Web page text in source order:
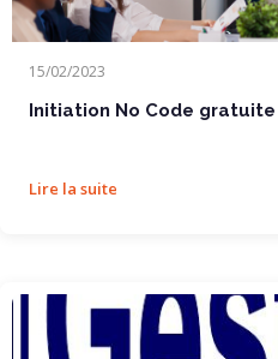
15/02/2023
Initiation No Code gratuite
Lire la suite